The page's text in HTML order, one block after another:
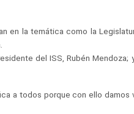
en la temática como la
del ISS, Rubén Mendoza;
a todos porque con ello damos